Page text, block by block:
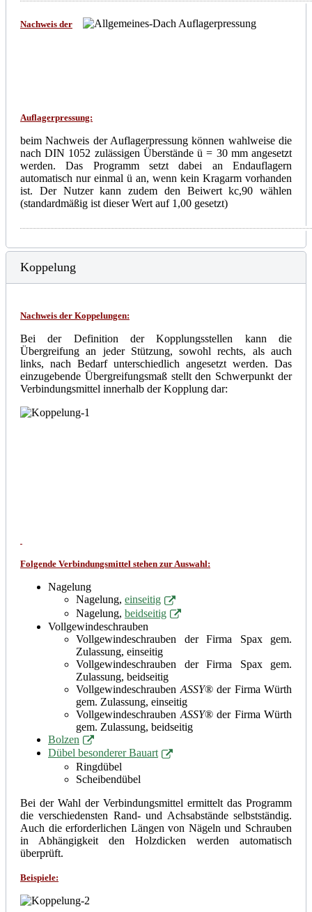
Nachweis der
Auflagerpressung:
beim Nachweis der Auflagerpressung können wahlweise die
nach DIN 1052 zulässigen Überstände ü = 30 mm angesetzt
werden. Das Programm setzt dabei an Endauflagern
automatisch nur einmal ü an, wenn kein Kragarm vorhanden
ist. Der Nutzer kann zudem den Beiwert kc,90 wählen
(standardmäßig ist dieser Wert auf 1,00 gesetzt)
Koppelung
Nachweis der Koppelungen:
Bei der Definition der Kopplungsstellen kann die
Übergreifung an jeder Stützung, sowohl rechts, als auch
links, nach Bedarf unterschiedlich angesetzt werden. Das
einzugebende Übergreifungsmaß stellt den Schwerpunkt der
Verbindungsmittel innerhalb der Kopplung dar:
Folgende Verbindungsmittel stehen zur Auswahl:
Nagelung
Nagelung, einseitig
Nagelung, beidseitig
Vollgewindeschrauben
Vollgewindeschrauben der Firma Spax gem.
Zulassung, einseitig
Vollgewindeschrauben der Firma Spax gem.
Zulassung, beidseitig
Vollgewindeschrauben ASSY®der Firma Würth
gem. Zulassung, einseitig
Vollgewindeschrauben ASSY®der Firma Würth
gem. Zulassung, beidseitig
Bolzen
Dübel besonderer Bauart
Ringdübel
Scheibendübel
Bei der Wahl der Verbindungsmittel ermittelt das Programm
die verschiedensten Rand- und Achsabstände selbstständig.
Auch die erforderlichen Längen von Nägeln und Schrauben
in Abhängigkeit den Holzdicken werden automatisch
überprüft.
Beispiele: